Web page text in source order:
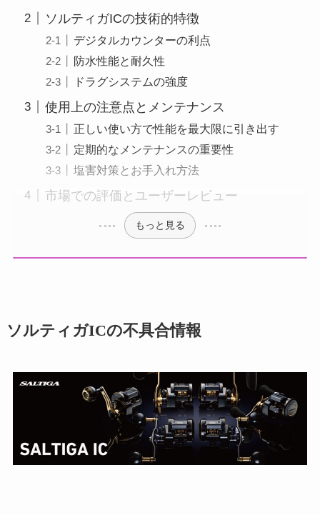
ソルティガICの技術的特徴
デジタルカウンターの利点
防水性能と耐久性
ドラグシステムの強度
使用上の注意点とメンテナンス
正しい使い方で性能を最大限に引き出す
定期的なメンテナンスの重要性
塩害対策とお手入れ方法
市場での評価とユーザーレビュー
もっと見る
ソルティガICの不具合情報